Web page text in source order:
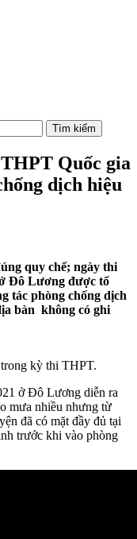
Quốc gia
dịch hiệu
quy chế; ngày thi
Đô Lương được tổ
tác phòng chống dịch
bàn không có ghi
kỳ thi THPT.
ở Đô Lương diễn ra
mưa nhiều nhưng từ
đã có mặt đầy đủ tại
trước khi vào phòng